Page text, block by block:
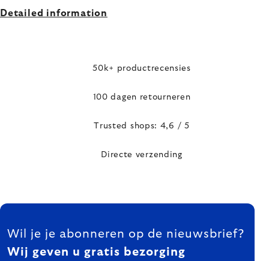
Detailed information
50k+ productrecensies
100 dagen retourneren
Trusted shops: 4,6 / 5
Directe verzending
FOOTER
Wil je je abonneren op de nieuwsbrief?
Wij geven u gratis bezorging